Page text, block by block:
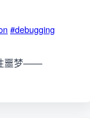
#debugging
噩梦——